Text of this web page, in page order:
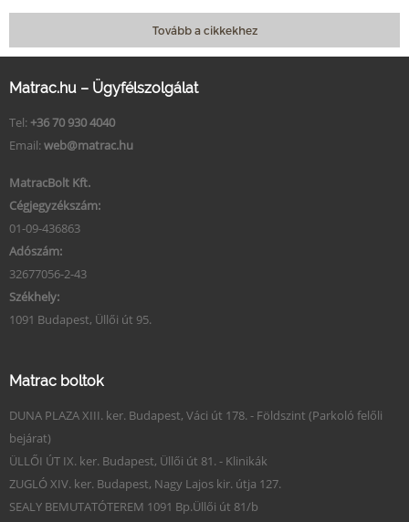
Tovább a cikkekhez
Matrac.hu – Ügyfélszolgálat
Tel: +36 70 930 4040
Email: web@matrac.hu
MatracBolt Kft.
Cégjegyzékszám:
01-09-436863
Adószám:
32677056-2-43
Székhely:
1091 Budapest, Üllői út 95.
Matrac boltok
DUNA PLAZA XIII. ker. Budapest, Váci út 178. - Földszint (Parkoló felőli
bejárat)
ÜLLŐI ÚT IX. ker. Budapest, Üllői út 81. - Klinikák
ZUGLÓ XIV. ker. Budapest, Nagy Lajos kir. útja 127.
SEALY BEMUTATÓTEREM 1091 Bp.Üllői út 81/b